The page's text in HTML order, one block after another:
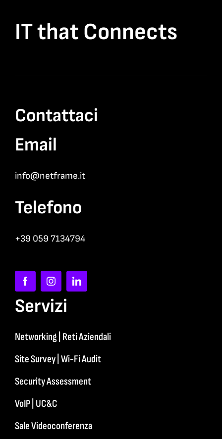
IT that Connects
Contattaci
Email
info@netframe.it
Telefono
+39 059 7134794
Servizi
Networking | Reti Aziendali
Site Survey | Wi-Fi Audit
Security Assessment
VoIP | UC&C
Sale Videoconferenza